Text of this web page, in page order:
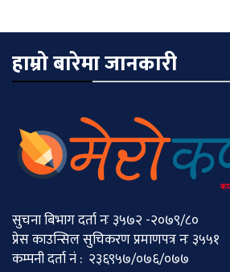
हाम्रो बारेमा जानकारी
सुचना बिभाग दर्ता नः ३५७२ -२०७९/८०
प्रेस काउन्सिल सुचिकरण प्रमाणपत्र नः ३५५१
कम्पनी दर्ता नं : २३६९५७/०७६/०७७